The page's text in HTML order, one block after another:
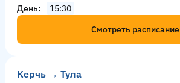
День
15:30
Смотреть расписание
Керчь → Тула